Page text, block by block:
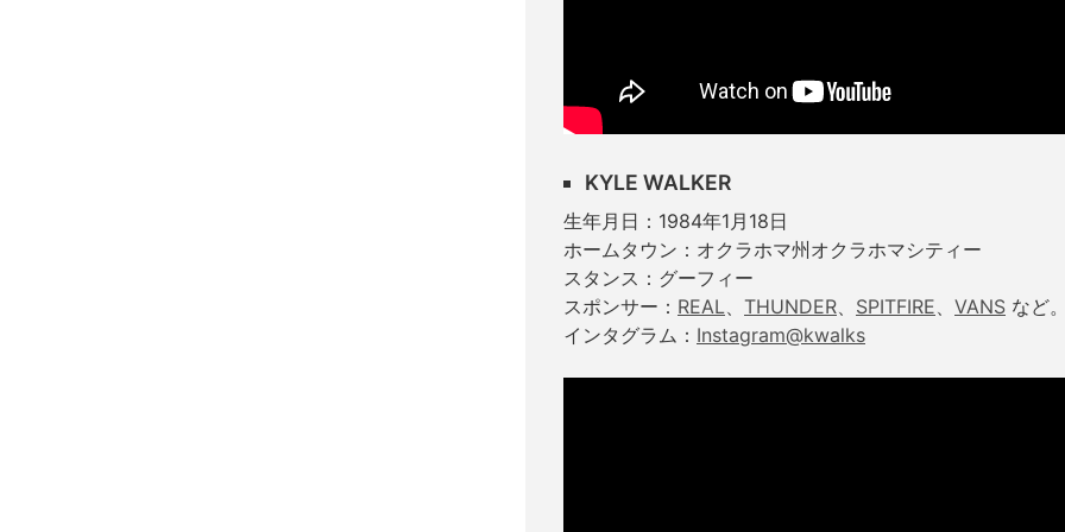
KYLE WALKER
生年月日：1984年1月18日
ホームタウン：オクラホマ州オクラホマシティー
スタンス：グーフィー
スポンサー： REAL THUNDER SPITFIRE VANS など
インタグラム： Instagram@kwalks